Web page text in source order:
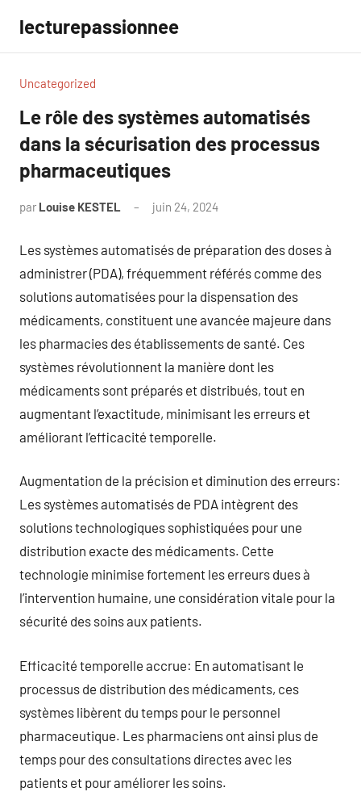
contenu
lecturepassionnee
Uncategorized
Le rôle des systèmes automatisés
dans la sécurisation des processus
pharmaceutiques
par Louise KESTEL juin 24, 2024
Les systèmes automatisés de préparation des doses à
administrer (PDA), fréquemment référés comme des
solutions automatisées pour la dispensation des
médicaments, constituent une avancée majeure dans
les pharmacies des établissements de santé. Ces
systèmes révolutionnent la manière dont les
médicaments sont préparés et distribués, tout en
augmentant l’exactitude, minimisant les erreurs et
améliorant l’efficacité temporelle.
Augmentation de la précision et diminution des erreurs:
Les systèmes automatisés de PDA intègrent des
solutions technologiques sophistiquées pour une
distribution exacte des médicaments. Cette
technologie minimise fortement les erreurs dues à
l’intervention humaine, une considération vitale pour la
sécurité des soins aux patients.
Efficacité temporelle accrue: En automatisant le
processus de distribution des médicaments, ces
systèmes libèrent du temps pour le personnel
pharmaceutique. Les pharmaciens ont ainsi plus de
temps pour des consultations directes avec les
patients et pour améliorer les soins.